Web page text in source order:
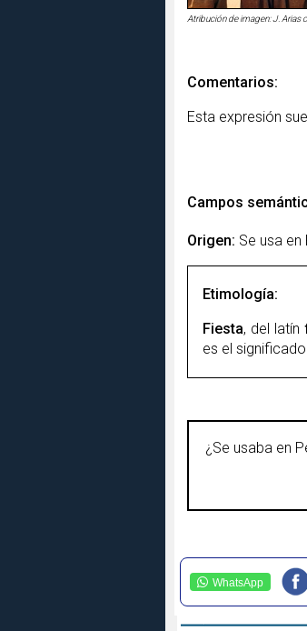
Atribución de imagen: J. Arias
Comentarios:
Esta expresión
Campos
Origen: Se usa en
Etimología:
Fiesta, del latín
es el
¿Se usaba en
WhatsApp